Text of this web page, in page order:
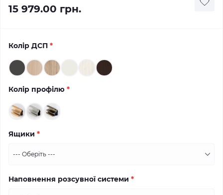
15 979.00 грн.
Колір ДСП *
Колір профілю *
Ящики *
Наповнення розсувної системи *